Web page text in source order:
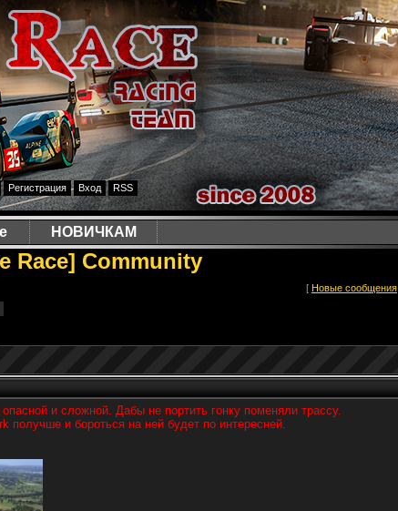
Регистрация Вход RSS
НОВИЧКАМ
Race] Community
[ Новые сообщения
и сложной. Дабы не портить гонку поменяли трассу.
получше и бороться на ней будет по интересней.